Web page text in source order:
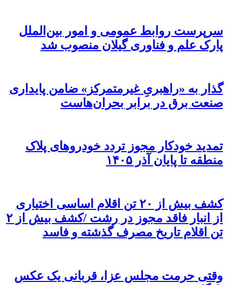
سرپرست روابط عمومی و امور بین‌الملل
پارک علم و فناوری گیلان منصوب شد
گذار به «راهبریِ غیرمتمرکز» ضامن پایداری
صنعت برق در برابر بحران‌هاست
تمدید خودکار مجوز تردد خودروهای پلاک
منطقه تا پایان آذر ۱۴۰۵
کشف بیش از ۲۰ تن اقلام اساسی اختیاری
از انبار فاقد مجوز در رشت /کشف بیش از ۲
تن اقلام تاریخ مصرف گذشته و فاسد
وقتی حرمت مجلس عزا، قربانی یک عکس